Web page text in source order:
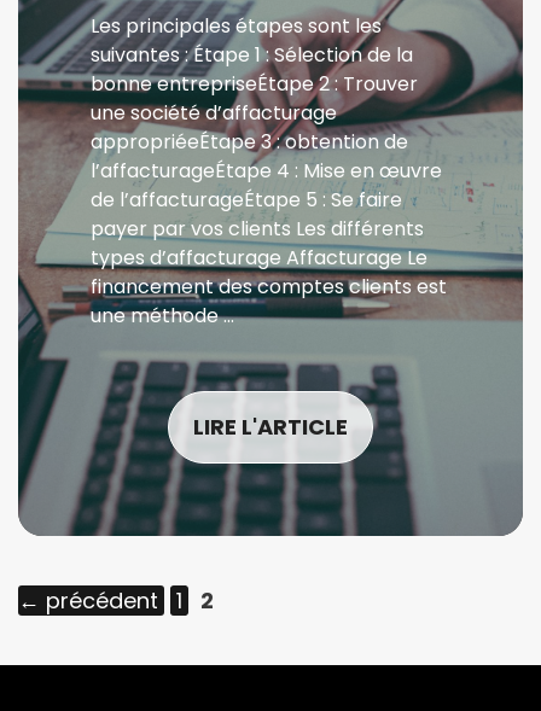
Les principales étapes sont les
suivantes : Étape 1 : Sélection de la
bonne entrepriseÉtape 2 : Trouver
une société d’affacturage
appropriéeÉtape 3 : obtention de
l’affacturageÉtape 4 : Mise en œuvre
de l’affacturageÉtape 5 : Se faire
payer par vos clients Les différents
types d’affacturage Affacturage Le
financement des comptes clients est
une méthode …
LIRE L'ARTICLE
← précédent Page
1 Page
2